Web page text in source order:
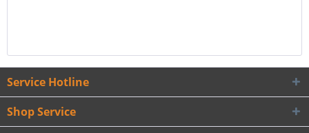
Service Hotline
Shop Service